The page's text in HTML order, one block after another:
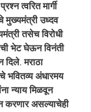
त्वरित मार्गी
मुख्यमंत्री उध्दव
तसेच विरोधी
भेट घेऊन विनंती
मराठा
भवितव्य अंधारमय
न्याय मिळवून
करणार असल्याचेही